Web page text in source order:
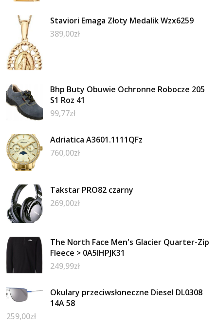
Staviori Emaga Złoty Medalik Wzx6259
389,00zł
Bhp Buty Obuwie Ochronne Robocze 205
S1 Roz 41
99,77zł
Adriatica A3601.1111QFz
760,00zł
Takstar PRO82 czarny
269,00zł
The North Face Men's Glacier Quarter-Zip
Fleece > 0A5IHPJK31
249,99zł
Okulary przeciwsłoneczne Diesel DL0308
14A 58
259,00zł